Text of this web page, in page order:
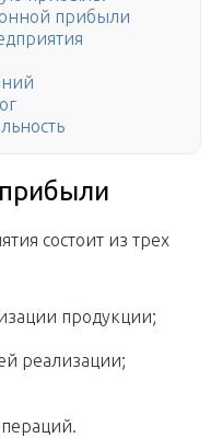
прибыли
состоит из трех
продукции;
реализации;